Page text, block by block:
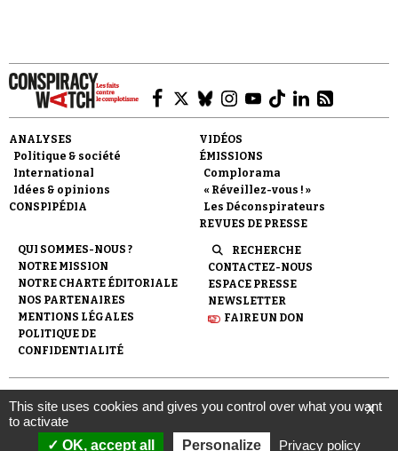
ANALYSES
Politique & société
International
Idées & opinions
CONSPIPÉDIA
VIDÉOS
ÉMISSIONS
Complorama
« Réveillez-vous ! »
Les Déconspirateurs
REVUES DE PRESSE
QUI SOMMES-NOUS ?
NOTRE MISSION
NOTRE CHARTE ÉDITORIALE
NOS PARTENAIRES
MENTIONS LÉGALES
POLITIQUE DE
CONFIDENTIALITÉ
RECHERCHE
CONTACTEZ-NOUS
ESPACE PRESSE
NEWSLETTER
FAIRE UN DON
© 2007- 2026 Conspiracy Watch | Une réalisation de
l'Observatoire du conspirationnisme (association loi de 1901) avec
le soutien de la Fondation pour la Mémoire de la Shoah.
X
This site uses cookies and gives you control over what you want
to activate
OK, accept all
Personalize Privacy policy